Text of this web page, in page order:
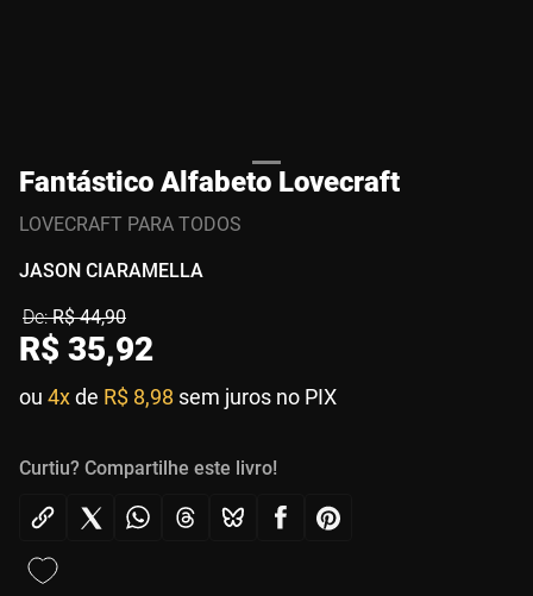
Fantástico Alfabeto Lovecraft
LOVECRAFT PARA TODOS
JASON CIARAMELLA
R$ 44,90
R$ 35,92
ou 4xde R$ 8,98 sem juros no PIX
Curtiu? Compartilhe este livro!